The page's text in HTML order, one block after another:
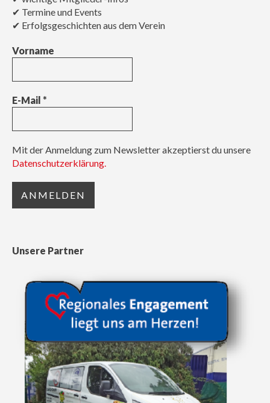
✔ Termine und Events
✔ Erfolgsgeschichten aus dem Verein
Vorname
E-Mail *
Mit der Anmeldung zum Newsletter akzeptierst du unsere
Datenschutzerklärung.
Unsere Partner